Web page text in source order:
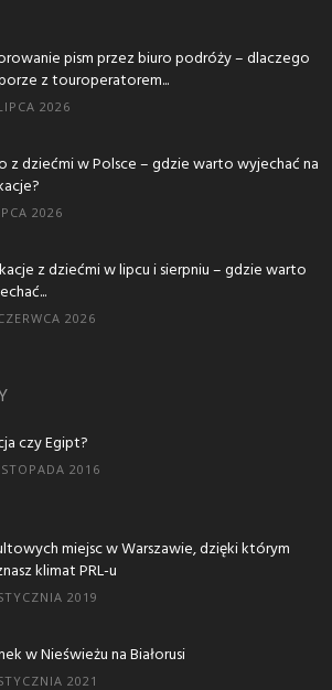
pism przez biuro podróży – dlaczego
z touroperatorem...
2026
z dziećmi w Polsce – gdzie warto wyjechać na
2026
z dziećmi w lipcu i sierpniu – gdzie warto
2026
czy Egipt?
2016
miejsc w Warszawie, dzięki którym
klimat PRL-u
2019
w Nieświeżu na Białorusi
2021